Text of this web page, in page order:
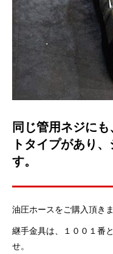
同じ管用ネジに
トタイプがあり
す。
油圧ホースをご購入頂きま
継手金具は、１００１番
せ。